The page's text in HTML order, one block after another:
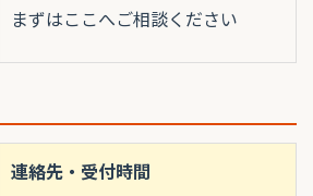
まずはここへご相談ください
連絡先・受付時間